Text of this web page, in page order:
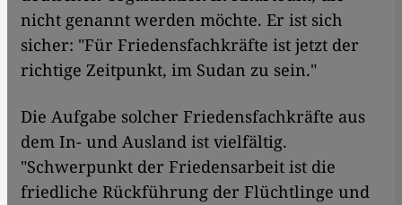
nicht genannt werden möchte. Er ist sich
sicher: "Für Friedensfachkräfte ist jetzt der
richtige Zeitpunkt, im Sudan zu sein."
Die Aufgabe solcher Friedensfachkräfte aus
dem In- und Ausland ist vielfältig.
"Schwerpunkt der Friedensarbeit ist die
friedliche Rückführung der Flüchtlinge und